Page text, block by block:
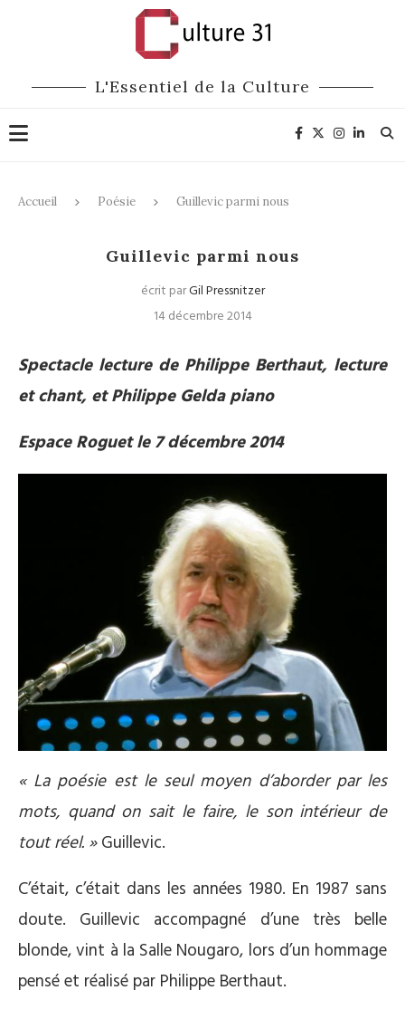
L'Essentiel de la Culture
Accueil Poésie Guillevic parmi nous
Guillevic parmi nous
écrit parGil Pressnitzer
14 décembre 2014
Spectacle lecture de Philippe Berthaut, lecture
et chant, et Philippe Gelda piano
Espace Roguet le 7 décembre 2014
« La poésie est le seul moyen d’aborder par les
mots, quand on sait le faire, le son intérieur de
tout réel. »Guillevic.
C’était, c’était dans les années 1980. En 1987 sans
doute. Guillevic accompagné d’une très belle
blonde, vint à la Salle Nougaro, lors d’un hommage
pensé et réalisé par Philippe Berthaut.